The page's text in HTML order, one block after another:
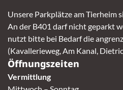
Unsere Parkplätze am Tierheim
An der B401 darf nicht geparkt
nutzt bitte bei Bedarf die
(Kavallerieweg, Am Kanal,
Öffnungszeiten
Vermittlung